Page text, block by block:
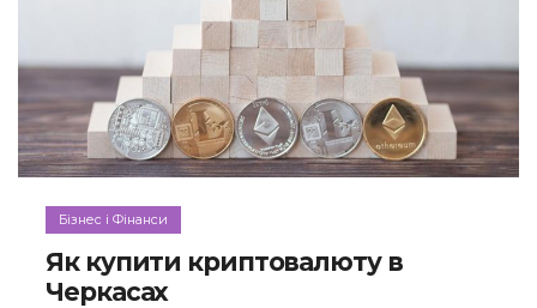
Бізнес і Фінанси
Як купити криптовалюту в
Черкасах